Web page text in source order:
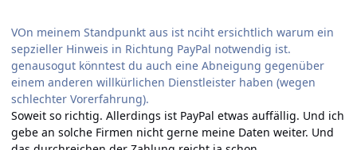
VOn meinem Standpunkt aus ist nciht ersichtlich warum ein
sepzieller Hinweis in Richtung PayPal notwendig ist.
genausogut könntest du auch eine Abneigung gegenüber
einem anderen willkürlichen Dienstleister haben (wegen
schlechter Vorerfahrung).
Soweit so richtig. Allerdings ist PayPal etwas auffällig. Und ich
gebe an solche Firmen nicht gerne meine Daten weiter. Und